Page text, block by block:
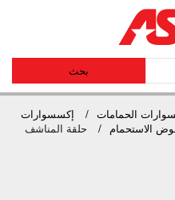
الحمامات
إكسسوارات
الاستحمام حلقة المناشف